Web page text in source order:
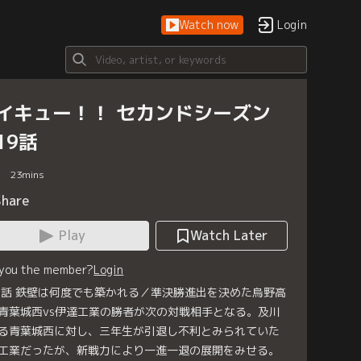
Watch now Login
キュー！！ セカンドシーズン
話
23mins
Play
Watch Later
the member?Login
鉄壁は何度でも築かれる／準決勝進出を決めた烏野高
葉城西vs伊達工業の勝者が次の対戦相手となる。及川
青葉城西に対し、三年生が引退し不利とみられていた
業だったが、新戦力により一進一退の展開をみせる。